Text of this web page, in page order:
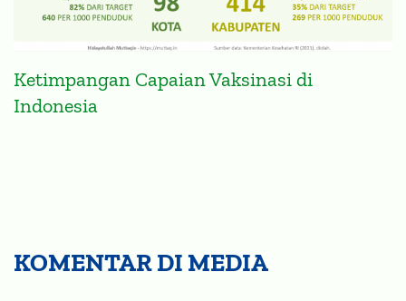
Ketimpangan Capaian Vaksinasi di
Indonesia